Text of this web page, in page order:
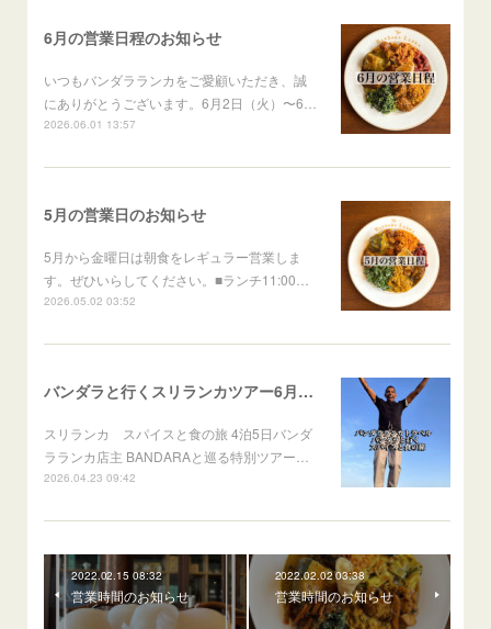
6月の営業日程のお知らせ
いつもバンダラランカをご愛顧いただき、誠
にありがとうございます。6月2日（火）〜6…
2026.06.01 13:57
5月の営業日のお知らせ
5月から金曜日は朝食をレギュラー営業しま
す。ぜひいらしてください。■ランチ11:00…
2026.05.02 03:52
バンダラと行くスリランカツアー6月出発
スリランカ スパイスと食の旅 4泊5日バンダ
ラランカ店主 BANDARAと巡る特別ツアー…
2026.04.23 09:42
2022.02.15 08:32
営業時間のお知らせ
2022.02.02 03:38
営業時間のお知らせ